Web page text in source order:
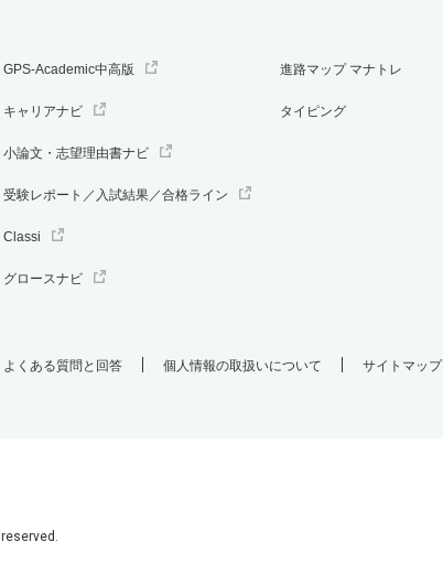
GPS-Academic中高版
キャリアナビ
小論文・志望理由書ナビ
受験レポート／入試結果／合格ライン
Classi
グロースナビ
進路マップ マナトレ
タイピング
よくある質問と回答 個人情報の取扱いについて サイトマップ